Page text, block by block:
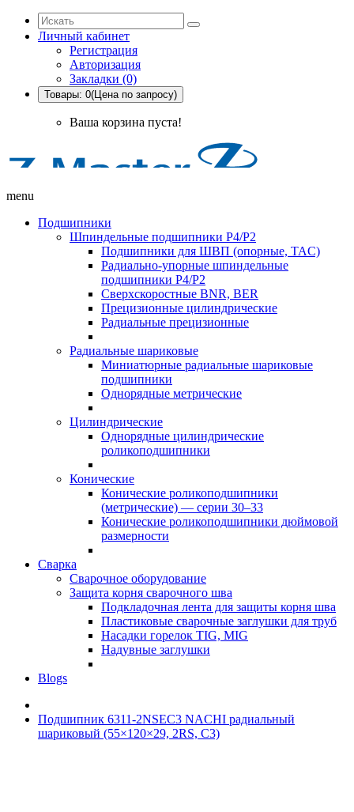
Личный кабинет
Регистрация
Авторизация
Закладки (0)
Товары: 0(Цена по запросу)
Ваша корзина пуста!
menu
Подшипники
Шпиндельные подшипники P4/P2
Подшипники для ШВП (опорные, TAC)
Радиально-упорные шпиндельные
подшипники P4/P2
Сверхскоростные BNR, BER
Прецизионные цилиндрические
Радиальные прецизионные
Радиальные шариковые
Миниатюрные радиальные шариковые
подшипники
Однорядные метрические
Цилиндрические
Однорядные цилиндрические
роликоподшипники
Конические
Конические роликоподшипники
(метрические) — серии 30–33
Конические роликоподшипники дюймовой
размерности
Сварка
Сварочное оборудование
Защита корня сварочного шва
Подкладочная лента для защиты корня шва
Пластиковые сварочные заглушки для труб
Насадки горелок TIG, MIG
Надувные заглушки
Blogs
Подшипник 6311-2NSEC3 NACHI радиальный
шариковый (55×120×29, 2RS, C3)